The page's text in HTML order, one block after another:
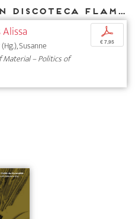
Weitere Texte von Discoteca Flaming Star bei DIAPHANES
Susanne
Material – Politics of
p
€ 7,95